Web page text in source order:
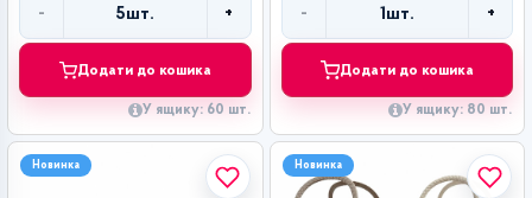
- 5шт. +
Додати до кошика
У ящику: 60 шт.
- 1 шт. +
Додати до кошика
У ящику: 80 шт.
Новинка Новинка